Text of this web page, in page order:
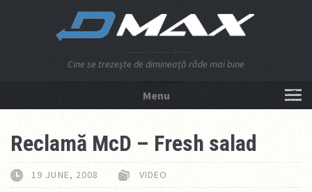
Cine se trezeşte de dimineaţă râde mai bine
Menu
Reclamă McD – Fresh salad
19 JUNE, 2008 VIDEO